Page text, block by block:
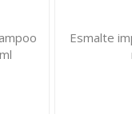
Esmalte